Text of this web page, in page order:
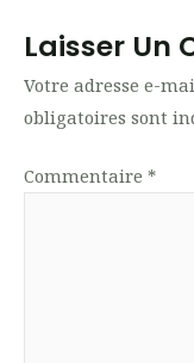
Laisser Un
Votre adresse e-
obligatoires sont
Commentaire *